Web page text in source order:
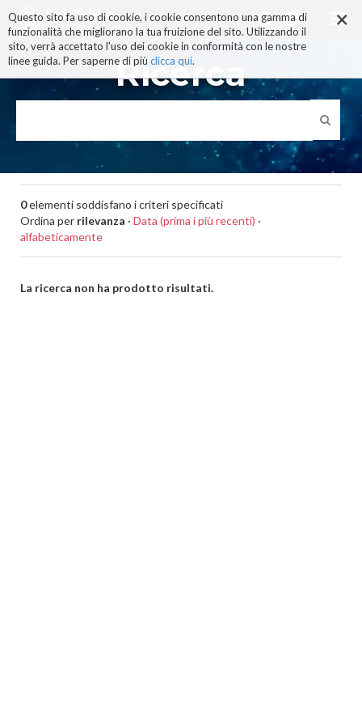
×
Questo sito fa uso di cookie, i cookie consentono una gamma di
funzionalità che migliorano la tua fruizione del sito. Utilizzando il
sito, verrà accettato l'uso dei cookie in conformità con le nostre
linee guida. Per saperne di più clicca qui.
ai
contenuti.
|
alla
navigazione
Ricerca
0elementi soddisfano i criteri specificati
Ordina per rilevanza · Data (prima i più recenti) ·
alfabeticamente
La ricerca non ha prodotto risultati.